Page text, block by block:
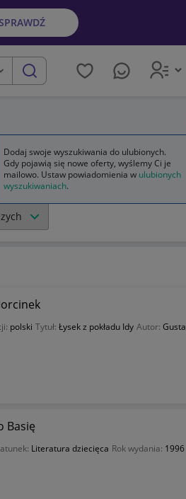
szukaj
polski Tytuł: Łysek z pokładu Idy Autor:
Basię
Literatura dziecięca Rok wydania: 1996
Dodaj swoje wyszukiwania do ulubionych.
Gdy pojawią się nowe oferty, wyślemy Ci je
mailowo. Ustaw powiadomienia w ulubionych
wyszukiwaniach.